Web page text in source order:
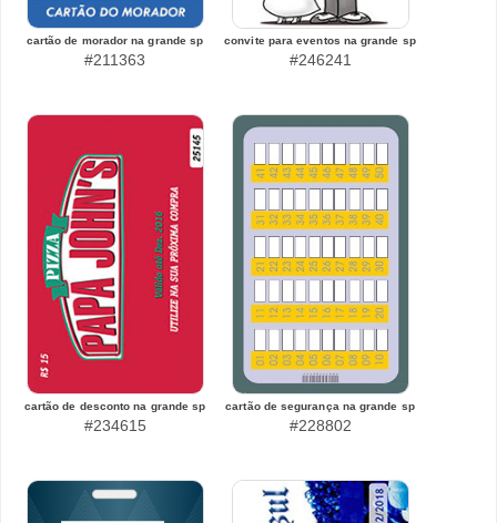
cartão de morador na grande sp
#211363
convite para eventos na grande sp
#246241
cartão de desconto na grande sp
#234615
cartão de segurança na grande sp
#228802